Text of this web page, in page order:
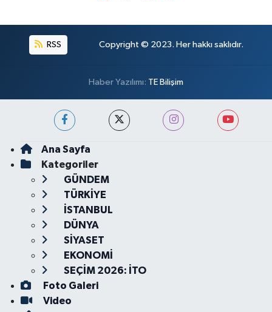
RSS Copyright © 2023. Her hakkı saklıdır.
Haber Yazılımı: TE Bilişim
Ana Sayfa
Kategoriler
GÜNDEM
TÜRKİYE
İSTANBUL
DÜNYA
SİYASET
EKONOMİ
SEÇİM 2026: İTO
Foto Galeri
Video